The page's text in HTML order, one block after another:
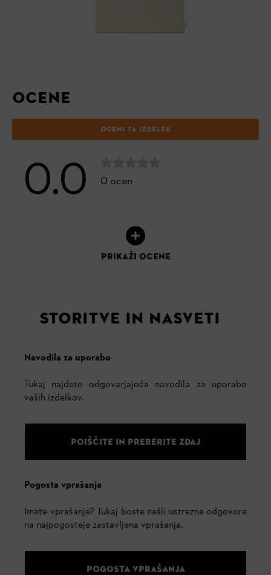
OCENE
OCENI TA IZDELEK
0.0 0 ocen
PRIKAŽI OCENE
STORITVE IN NASVETI
Navodila za uporabo
Tukaj najdete odgovarjajoča navodila za uporabo
vaših izdelkov.
POIŠČITE IN PREBERITE ZDAJ
Pogosta vprašanja
Imate vprašanje? Tukaj boste našli ustrezne odgovore
na najpogosteje zastavljena vprašanja.
POGOSTA VPRAŠANJA